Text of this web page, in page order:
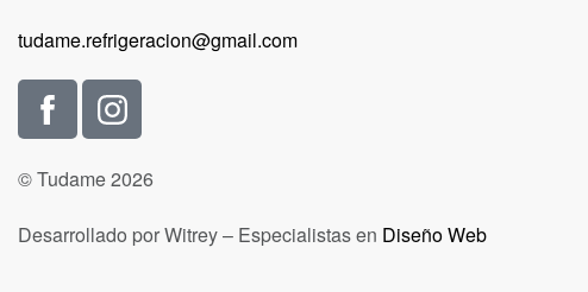
tudame.refrigeracion@gmail.com
© Tudame 2026
Desarrollado por Witrey – Especialistas en Diseño Web